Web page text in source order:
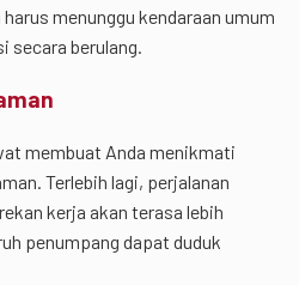
menunggu kendaraan umum
secara berulang.
membuat Anda menikmati
Terlebih lagi, perjalanan
kerja akan terasa lebih
penumpang dapat duduk